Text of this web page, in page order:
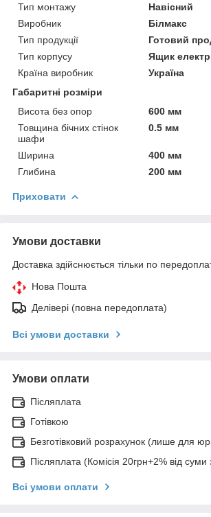
Тип монтажу
Навісний
Виробник
Білмакс
Тип продукції
Готовий
Тип корпусу
Ящик
Країна виробник
Україна
Габаритні розміри
Висота без опор
600 мм
Товщина бічних стінок
шафи
0.5 мм
Ширина
400 мм
Глибина
200 мм
Приховати
Умови доставки
Доставка здійснюється тільки по
Нова Пошта
Делівері (повна передоплата)
Всі умови доставки
Умови оплати
Післяплата
Готівкою
Безготівковий розрахунок (лише для
Післяплата (Комісія 20грн+2% від
Всі умови оплати